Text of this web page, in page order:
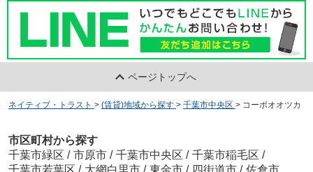
ページトップへ
ネイティブ・トラスト > (賃貸)地域から探す > 千葉市中央区 > コーポオオツカ
市区町村から探す
千葉市緑区 / 市原市 / 千葉市中央区 / 千葉市稲毛区 /
千葉市若葉区 / 大網白里市 / 東金市 / 四街道市 / 佐倉市